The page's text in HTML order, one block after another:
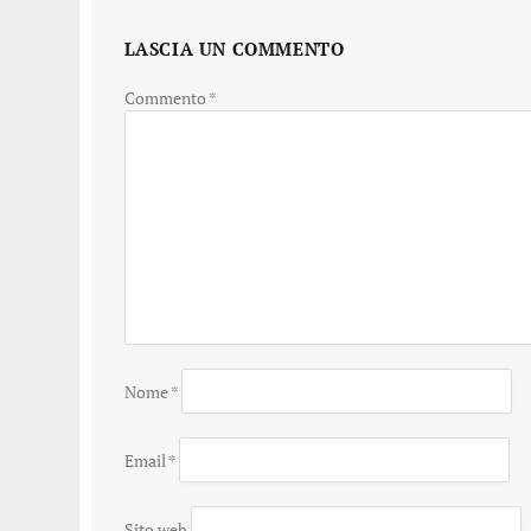
LASCIA UN COMMENTO
Commento *
Nome*
Email *